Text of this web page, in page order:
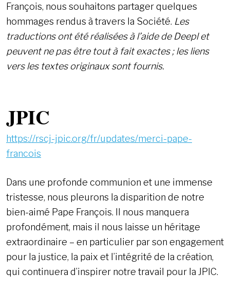
François, nous souhaitons partager quelques
hommages rendus à travers la Société. Les
traductions ont été réalisées à l’aide de Deepl et
peuvent ne pas être tout à fait exactes ; les liens
vers les textes originaux sont fournis.
JPIC
https://rscj-jpic.org/fr/updates/merci-pape-
francois
Dans une profonde communion et une immense
tristesse, nous pleurons la disparition de notre
bien-aimé Pape François. Il nous manquera
profondément, mais il nous laisse un héritage
extraordinaire – en particulier par son engagement
pour la justice, la paix et l’intégrité de la création,
qui continuera d’inspirer notre travail pour la JPIC.